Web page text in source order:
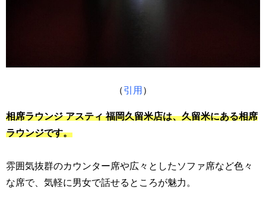
（引用 ）
相席ラウンジ アスティ 福岡久留米店は、久留米にある相席
ラウンジです。
雰囲気抜群のカウンター席や広々としたソファ席など色々
な席で、気軽に男女で話せるところが魅力。